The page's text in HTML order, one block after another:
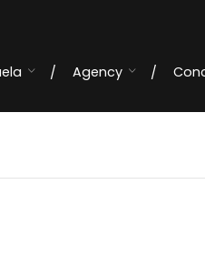
Agency